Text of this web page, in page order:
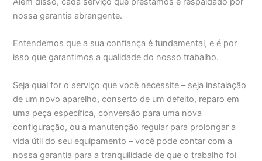
nossa garantia abrangente.
Entendemos que a sua confiança é fundamental, e é por
isso que garantimos a qualidade do nosso trabalho.
Seja qual for o serviço que você necessite – seja instalação
de um novo aparelho, conserto de um defeito, reparo em
uma peça específica, conversão para uma nova
configuração, ou a manutenção regular para prolongar a
vida útil do seu equipamento – você pode contar com a
nossa garantia para a tranquilidade de que o trabalho foi